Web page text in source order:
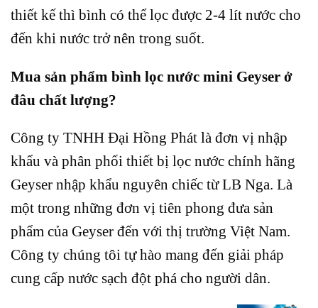
thiết kế thì bình có thể lọc được 2-4 lít nước cho
đến khi nước trở nên trong suốt.
Mua sản phẩm bình lọc nước mini Geyser ở
đâu chất lượng?
Công ty TNHH Đại Hồng Phát là đơn vị nhập
khẩu và phân phối thiết bị lọc nước chính hãng
Geyser nhập khẩu nguyên chiếc từ LB Nga. Là
một trong những đơn vị tiên phong đưa sản
phẩm của Geyser đến với thị trường Việt Nam.
Công ty chúng tôi tự hào mang đến giải pháp
cung cấp nước sạch đột phá cho người dân.